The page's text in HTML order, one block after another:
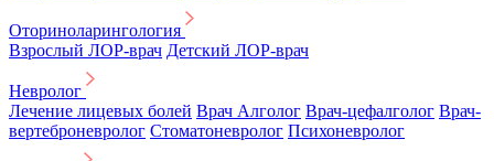
Оториноларингология
Взрослый ЛОР-врач Детский ЛОР-врач
Невролог
Лечение лицевых болей Врач Алголог Врач-цефалголог Врач-
вертеброневролог Стоматоневролог Психоневролог